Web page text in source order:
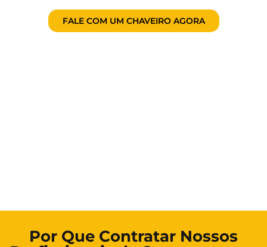
FALE COM UM CHAVEIRO AGORA
Por Que Contratar Nossos